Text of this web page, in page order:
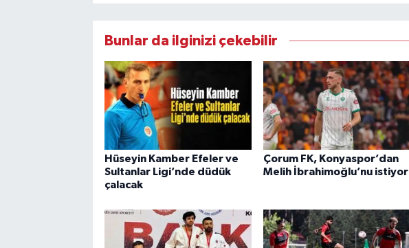
Bunlar da ilginizi çekebilir
Hüseyin Kamber Efeler ve
Sultanlar Ligi’nde düdük
çalacak
Çorum FK, Konyaspor’dan
Melih İbrahimoğlu’nu istiyor